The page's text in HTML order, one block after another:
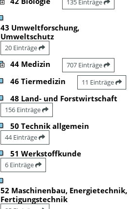
135 Einträge
43 Umweltforschung,
Umweltschutz
20 Einträge
44 Medizin 707 Einträge
46 Tiermedizin 11 Einträge
48 Land- und Forstwirtschaft
156 Einträge
50 Technik allgemein
44 Einträge
51 Werkstoffkunde
6 Einträge
52 Maschinenbau, Energietechnik,
Fertigungstechnik